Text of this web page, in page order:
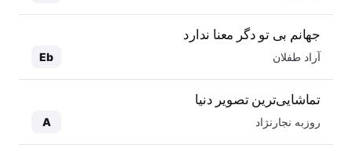
جهانم بی تو دگر معنا ندارد
آراد طفلان Eb
تماشایی‌ترین تصویر دنیا
روزبه نجارنژاد A